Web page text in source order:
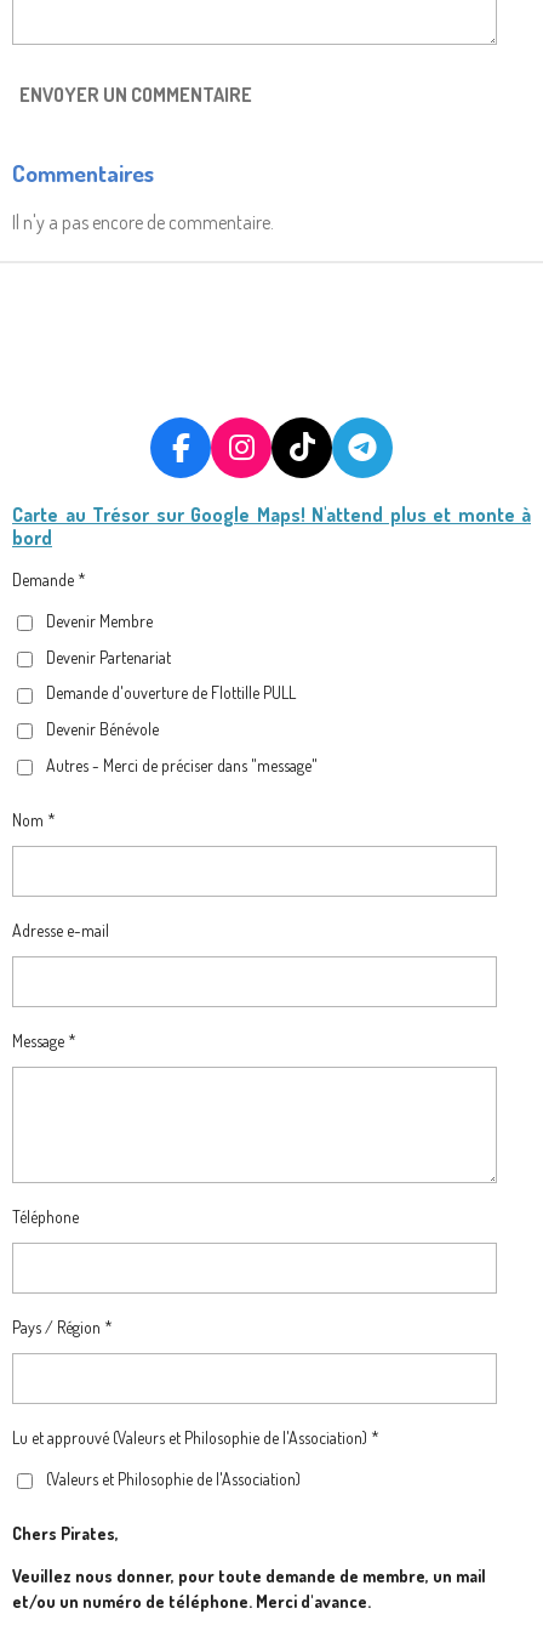
ENVOYER UN COMMENTAIRE
Commentaires
Il n'y a pas encore de commentaire.
F
C
I
S
M
T
K
T
L
Carte au Trésor sur Google Maps! N'attend plus et monte à
bord
Demande *
Devenir Membre
Devenir Partenariat
Demande d'ouverture de Flottille PULL
Devenir Bénévole
Autres - Merci de préciser dans "message"
Nom *
Adresse e-mail
Message *
Téléphone
Pays / Région *
Lu et approuvé (Valeurs et Philosophie de l'Association) *
(Valeurs et Philosophie de l'Association)
Chers Pirates,
Veuillez nous donner, pour toute demande de membre, un mail
et/ou un numéro de téléphone. Merci d'avance.